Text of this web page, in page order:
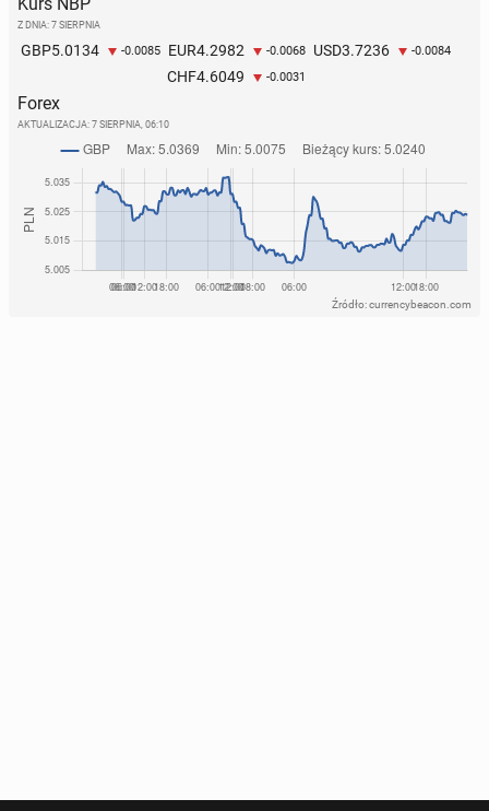
Z DNIA: 7 SIERPNIA
GBP5.0134 -0.0085 EUR4.2982 -0.0068 USD3.7236 -0.0084
CHF4.6049 -0.0031
Forex
AKTUALIZACJA: 7 SIERPNIA, 06:10
Źródło: currencybeacon.com